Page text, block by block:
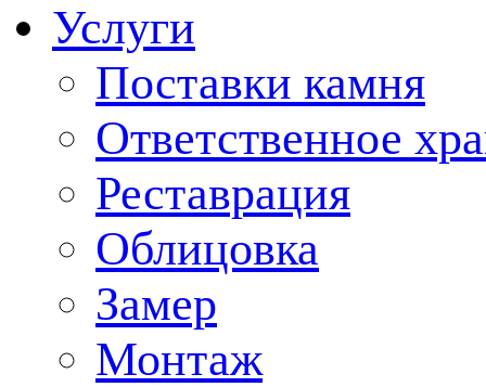
Услуги
Поставки камня
Ответственное
Реставрация
Облицовка
Замер
Монтаж